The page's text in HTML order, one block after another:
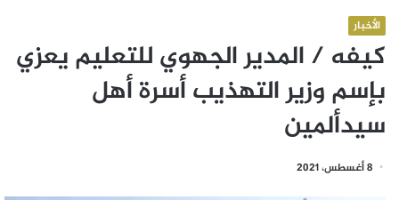
الأخبار
كيفه / المدير الجهوي للتعليم يعزي
بإسم وزير التهذيب أسرة أهل
سيدألمين
8 أغسطس، 2021